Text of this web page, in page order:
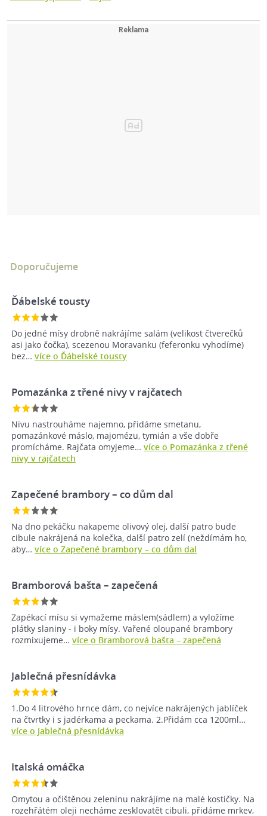
Doporučujeme
Ďábelské tousty
Do jedné mísy drobně nakrájíme salám (velikost čtverečků
asi jako čočka), scezenou Moravanku (feferonku vyhodíme)
bez… více o Ďábelské tousty
Pomazánka z třené nivy v rajčatech
Nivu nastrouháme najemno, přidáme smetanu,
pomazánkové máslo, majomézu, tymián a vše dobře
promícháme. Rajčata omyjeme… více o Pomazánka z třené
nivy v rajčatech
Zapečené brambory – co dům dal
Na dno pekáčku nakapeme olivový olej, další patro bude
cibule nakrájená na kolečka, další patro zelí (neždímám ho,
aby… více o Zapečené brambory – co dům dal
Bramborová bašta – zapečená
Zapékací mísu si vymažeme máslem(sádlem) a vyložíme
plátky slaniny - i boky mísy. Vařené oloupané brambory
rozmixujeme… více o Bramborová bašta – zapečená
Jablečná přesnídávka
1.Do 4 litrového hrnce dám, co nejvíce nakrájených jablíček
na čtvrtky i s jadérkama a peckama. 2.Přidám cca 1200ml…
více o Jablečná přesnídávka
Italská omáčka
Omytou a očištěnou zeleninu nakrájíme na malé kostičky. Na
rozehřátém oleji necháme zesklovatět cibuli, přidáme mrkev,